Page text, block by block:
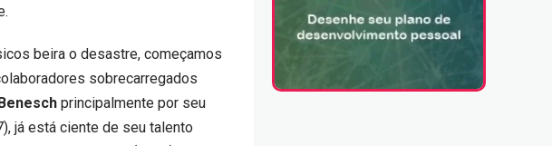
beira o desastre, começamos
sobrecarregados
principalmente por seu
já está ciente de seu talento